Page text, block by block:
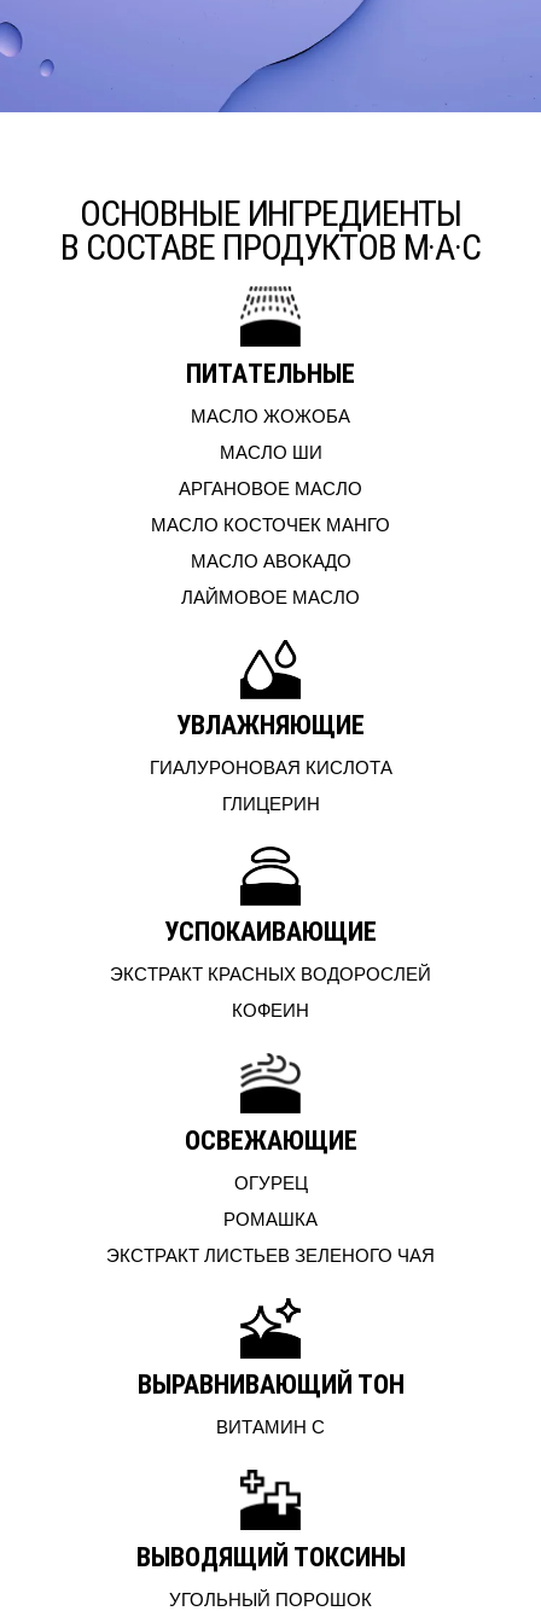
ОСНОВНЫЕ ИНГРЕДИЕНТЫ
В СОСТАВЕ ПРОДУКТОВ M·A·C
ПИТАТЕЛЬНЫЕ
МАСЛО ЖОЖОБА
МАСЛО ШИ
АРГАНОВОЕ МАСЛО
МАСЛО КОСТОЧЕК МАНГО
МАСЛО АВОКАДО
ЛАЙМОВОЕ МАСЛО
УВЛАЖНЯЮЩИЕ
ГИАЛУРОНОВАЯ КИСЛОТА
ГЛИЦЕРИН
УСПОКАИВАЮЩИЕ
ЭКСТРАКТ КРАСНЫХ ВОДОРОСЛЕЙ
КОФЕИН
ОСВЕЖАЮЩИЕ
ОГУРЕЦ
РОМАШКА
ЭКСТРАКТ ЛИСТЬЕВ ЗЕЛЕНОГО ЧАЯ
ВЫРАВНИВАЮЩИЙ ТОН
ВИТАМИН C
ВЫВОДЯЩИЙ ТОКСИНЫ
УГОЛЬНЫЙ ПОРОШОК